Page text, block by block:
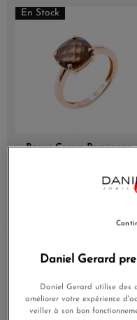
En Stock
Bague Cesare Pompanon
Daniel Gerard
Daniel Gerard utilise des
améliorer votre expérience
veiller à son bon